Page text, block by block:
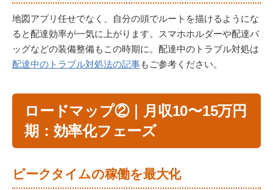
地図アプリ任せでなく、自分の頭でルートを描けるようにな
ると配達効率が一気に上がります。スマホホルダーや配達バ
ッグなどの装備整備もこの時期に。配達中のトラブル対処は
配達中のトラブル対処法の記事もご参考ください。
ロードマップ②｜月収10〜15万円
期：効率化フェーズ
ピークタイムの稼働を最大化